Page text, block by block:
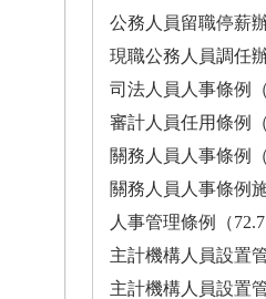
公務人員留職停薪辦法
現職公務人員調任辦法
司法人員人事條例（
審計人員任用條例（
關務人員人事條例（
關務人員人事條例施行
人事管理條例（72.7.22）
主計機構人員設置管理
主計機構人員設置管